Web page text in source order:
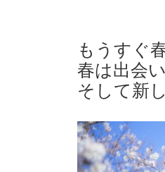
もうすぐ
春は出会
そして新